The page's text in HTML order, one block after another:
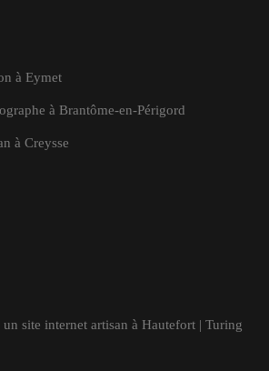
à Eymet
à Brantôme-en-Périgord
à Creysse
site internet artisan à Hautefort | Turing